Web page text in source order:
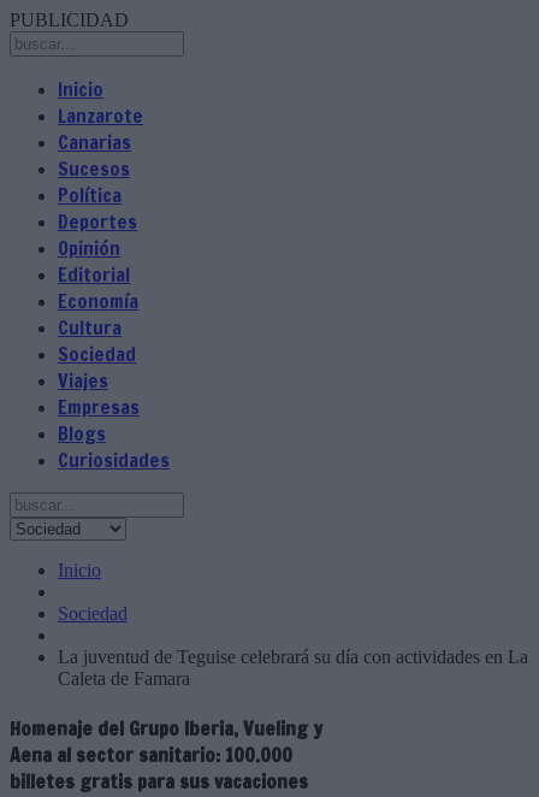
PUBLICIDAD
Inicio
Lanzarote
Canarias
Sucesos
Política
Deportes
Opinión
Editorial
Economía
Cultura
Sociedad
Viajes
Empresas
Blogs
Curiosidades
Inicio
Sociedad
La juventud de Teguise celebrará su día con actividades en La
Caleta de Famara
Homenaje del Grupo Iberia, Vueling y
Aena al sector sanitario: 100.000
billetes gratis para sus vacaciones